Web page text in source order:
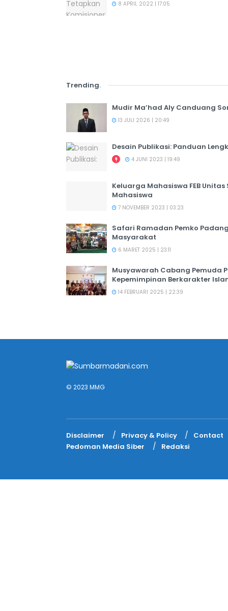
8 APRIL 2022 | 17:05
Trending.
Mudir Ma’had Aly Canduang
13 JULI 2026 | 20:49
Desain Publikasi: Panduan
4 JUNI 2023 | 19:49
Keluarga Mahasiswa FEB
Mahasiswa
7 NOVEMBER 2023 | 03:23
Safari Ramadan Pemko
Masyarakat
6 MARET 2025 | 23:11
Musyawarah Cabang Pemuda
Kepemimpinan Berkarakter
14 FEBRUARI 2025 | 22:39
© 2023 MMG
Disclaimer Privacy & Policy
Contact
Pedoman Media Siber
Redaksi